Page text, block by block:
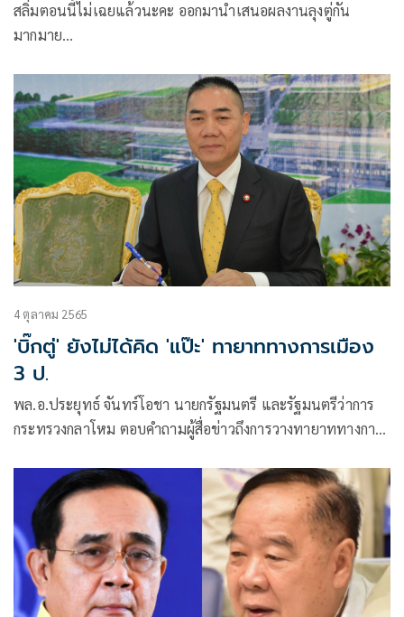
สลิ่มตอนนี้ไม่เฉยแล้วนะคะ ออกมานำเสนอผลงานลุงตู่กัน
มากมาย
4 ตุลาคม 2565
'บิ๊กตู่' ยังไม่ได้คิด 'แป๊ะ' ทายาททางการเมือง
3 ป.
พล.อ.ประยุทธ์ จันทร์โอชา นายกรัฐมนตรี และรัฐมนตรีว่าการ
กระทรวงกลาโหม ตอบคำถามผู้สื่อข่าวถึงการวางทายาททางการ